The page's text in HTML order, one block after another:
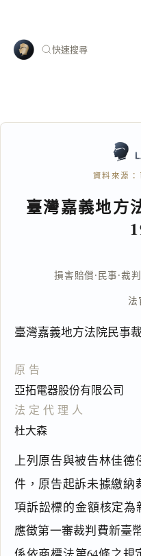
快速搜尋
資料來源
臺灣嘉義地方
損害賠償·民事·裁
法
臺灣嘉義地方法院民事
原告
亞拓電器股份有限公司
法定代理人
杜大森
上列原告與被告林佳
件，原告起訴未據繳納
項訴訟標的金額核定為
應徵第一審裁判費新臺